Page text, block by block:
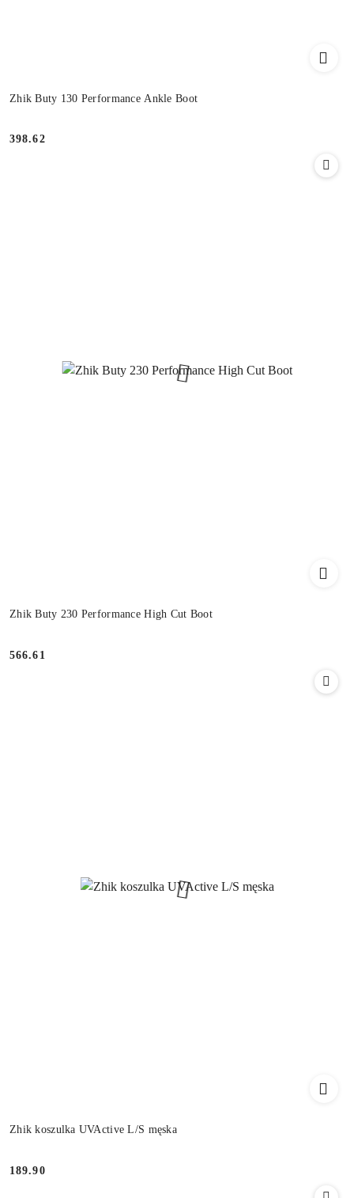
Zhik Buty 130 Performance Ankle Boot
Cena:
398.62
Zhik Buty 230 Performance High Cut Boot
Cena:
566.61
Zhik koszulka UVActive L/S męska
Cena:
189.90